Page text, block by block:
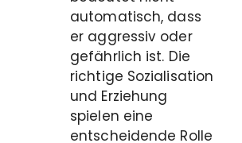
automatisch, dass
er aggressiv oder
gefährlich ist. Die
richtige Sozialisation
und Erziehung
spielen eine
entscheidende Rolle